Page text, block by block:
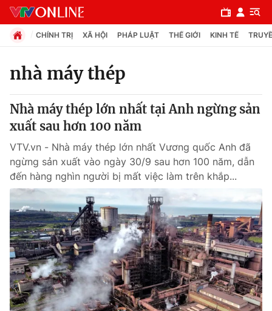
Chuyên mục
Chính trị
Xã hội
Pháp luật
Y tế
Thế giới
Tin tức
Kinh tế
CHÍNH TRỊ XÃ HỘI PHÁP LUẬT THẾ GIỚI KINH TẾ
nhà máy thép
Nhà máy thép lớn nhất tại Anh ngừng sản
xuất sau hơn 100 năm
VTV.vn - Nhà máy thép lớn nhất Vương quốc Anh đã
ngừng sản xuất vào ngày 30/9 sau hơn 100 năm, dẫn
đến hàng nghìn người bị mất việc làm trên khắp...